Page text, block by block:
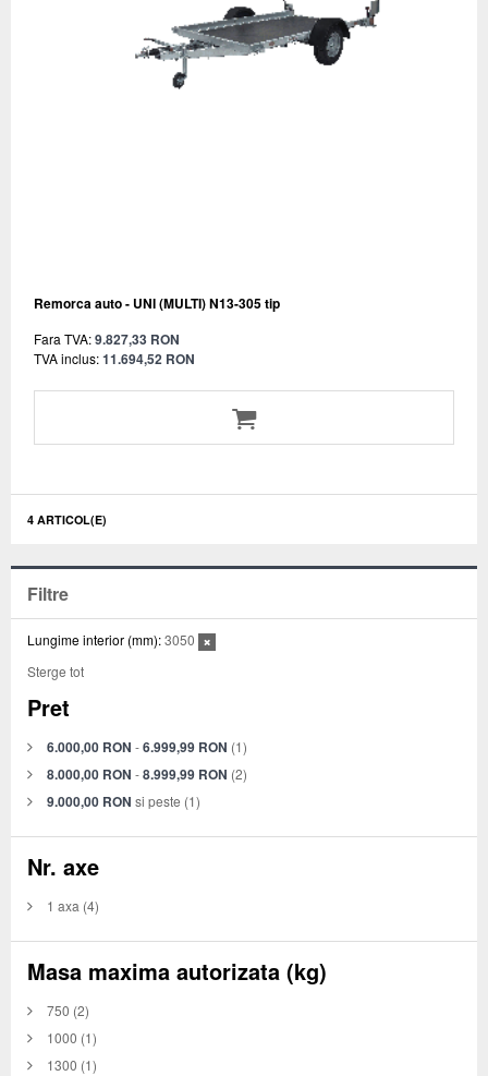
Remorca auto - UNI (MULTI) N13-305 tip
Fara TVA:9.827,33 RON
TVA inclus:11.694,52 RON
4 ARTICOL(E)
Filtre
Lungime interior (mm):3050
Sterge tot
Pret
6.000,00 RON -6.999,99 RON (1)
8.000,00 RON -8.999,99 RON (2)
9.000,00 RON si peste (1)
Nr. axe
1 axa (4)
Masa maxima autorizata (kg)
750 (2)
1000 (1)
1300 (1)